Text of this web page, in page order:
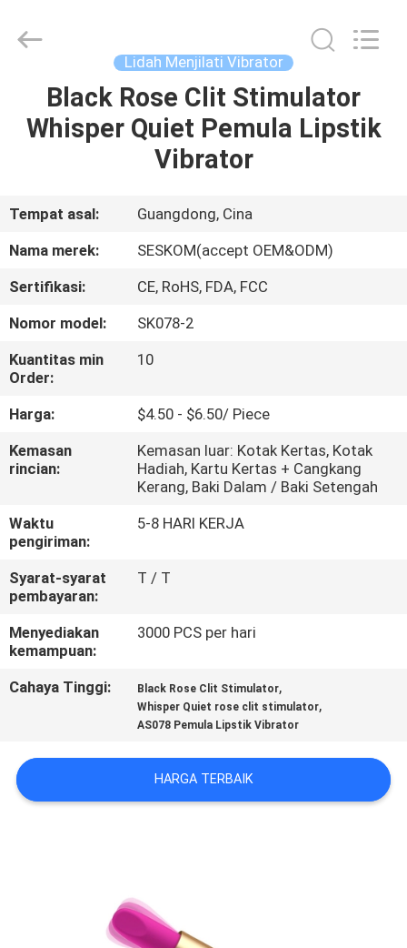
RUMAH
TAMPILAN
VR
TENTANG
KAMI
TUR
PABRIK
KONTROL
KUALITAS
HUBUNGI
KAMI
BERITA
PERMINTAAN
SITEMAP
SESKOM
TECHNOLOGY
Lidah Menjilati Vibrator
Black Rose Clit Stimulator
Whisper Quiet Pemula Lipstik
Vibrator
Tempat asal:
Guangdong, Cina
Nama merek:
SESKOM(accept OEM&ODM)
Sertifikasi:
CE, RoHS, FDA, FCC
Nomor model:
SK078-2
Kuantitas min
Order:
10
Harga:
$4.50 - $6.50/ Piece
Kemasan
rincian:
Kemasan luar: Kotak Kertas, Kotak
Hadiah, Kartu Kertas + Cangkang
Kerang, Baki Dalam / Baki Setengah
Waktu
pengiriman:
5-8 HARI KERJA
Syarat-syarat
pembayaran:
T / T
Menyediakan
kemampuan:
3000 PCS per hari
Cahaya Tinggi: Black Rose Clit Stimulator,
Whisper Quiet rose clit stimulator,
AS078 Pemula Lipstik Vibrator
HARGA TERBAIK